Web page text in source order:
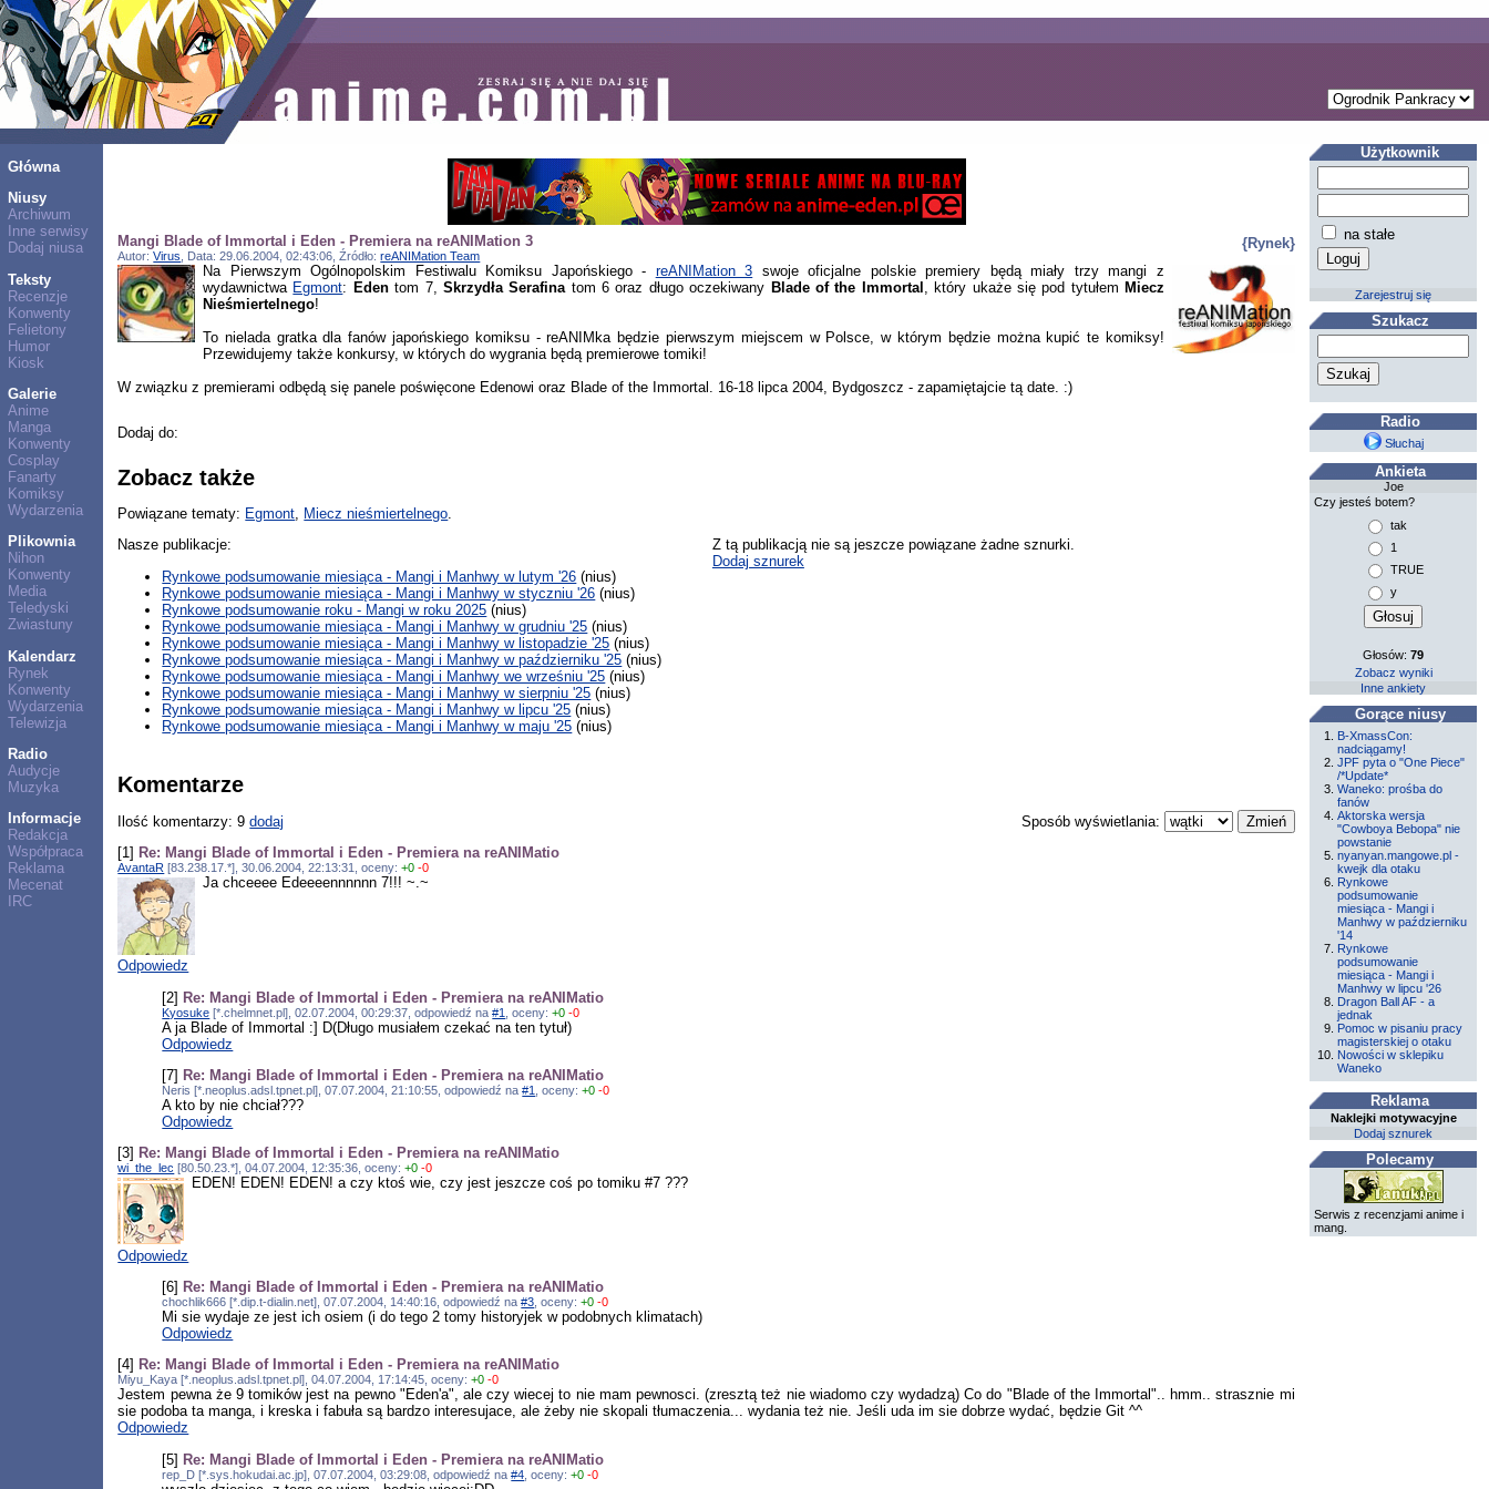
Główna
Niusy
Archiwum
Inne serwisy
Dodaj niusa
Teksty
Recenzje
Konwenty
Felietony
Humor
Kiosk
Galerie
Anime
Manga
Konwenty
Cosplay
Fanarty
Komiksy
Wydarzenia
Plikownia
Nihon
Konwenty
Media
Teledyski
Zwiastuny
Kalendarz
Rynek
Konwenty
Wydarzenia
Telewizja
Radio
Audycje
Muzyka
Informacje
Redakcja
Współpraca
Reklama
Mecenat
IRC
{Rynek}
Mangi Blade of Immortal i Eden - Premiera na reANIMation 3
Autor:Virus , Data: 29.06.2004, 02:43:06, Źródło:reANIMation Team
Na Pierwszym Ogólnopolskim Festiwalu Komiksu Japońskiego - reANIMation 3 swoje oficjalne polskie premiery będą miały trzy mangi z
wydawnictwa Egmont: Edentom 7, Skrzydła Serafina tom 6 oraz długo oczekiwany Blade of the Immortal , który ukaże się pod tytułemMiecz
Nieśmiertelnego!
To nielada gratka dla fanów japońskiego komiksu - reANIMka będzie pierwszym miejscem w Polsce, w którym będzie można kupić te komiksy!
Przewidujemy także konkursy, w których do wygrania będą premierowe tomiki!
W związku z premierami odbędą się panele poświęcone Edenowi oraz Blade of the Immortal. 16-18 lipca 2004, Bydgoszcz - zapamiętajcie tą date. :)
Dodaj do:
Zobacz także
Powiązane tematy: Egmont Miecz nieśmiertelnego
Nasze publikacje:
Rynkowe podsumowanie miesiąca - Mangi i Manhwy w lutym '26 (nius)
Rynkowe podsumowanie miesiąca - Mangi i Manhwy w styczniu '26 (nius)
Rynkowe podsumowanie roku - Mangi w roku 2025 (nius)
Rynkowe podsumowanie miesiąca - Mangi i Manhwy w grudniu '25 (nius)
Rynkowe podsumowanie miesiąca - Mangi i Manhwy w listopadzie '25 (nius)
Rynkowe podsumowanie miesiąca - Mangi i Manhwy w październiku '25 (nius)
Rynkowe podsumowanie miesiąca - Mangi i Manhwy we wrześniu '25 (nius)
Rynkowe podsumowanie miesiąca - Mangi i Manhwy w sierpniu '25 (nius)
Rynkowe podsumowanie miesiąca - Mangi i Manhwy w lipcu '25 (nius)
Rynkowe podsumowanie miesiąca - Mangi i Manhwy w maju '25 (nius)
Z tą publikacją nie są jeszcze powiązane żadne sznurki.
Dodaj sznurek
Komentarze
Sposób wyświetlania:
Ilość komentarzy: 9dodaj
[1] Re: Mangi Blade of Immortal i Eden - Premiera na reANIMatio
AvantaR [83.238.17.*], 30.06.2004, 22:13:31, oceny:+0 -0
Ja chceeee Edeeeennnnnn 7!!! ~.~
Odpowiedz
[2] Re: Mangi Blade of Immortal i Eden - Premiera na reANIMatio
Kyosuke [*.chelmnet.pl], 02.07.2004, 00:29:37, odpowiedź na#1 , oceny:+0 -0
A ja Blade of Immortal :] D(Długo musiałem czekać na ten tytuł)
Odpowiedz
[7] Re: Mangi Blade of Immortal i Eden - Premiera na reANIMatio
Neris [*.neoplus.adsl.tpnet.pl], 07.07.2004, 21:10:55, odpowiedź na#1 , oceny:+0 -0
A kto by nie chciał???
Odpowiedz
[3] Re: Mangi Blade of Immortal i Eden - Premiera na reANIMatio
wi_the_lec [80.50.23.*], 04.07.2004, 12:35:36, oceny:+0 -0
EDEN! EDEN! EDEN! a czy ktoś wie, czy jest jeszcze coś po tomiku #7 ???
Odpowiedz
[6] Re: Mangi Blade of Immortal i Eden - Premiera na reANIMatio
chochlik666 [*.dip.t-dialin.net], 07.07.2004, 14:40:16, odpowiedź na#3 , oceny:+0 -0
Mi sie wydaje ze jest ich osiem (i do tego 2 tomy historyjek w podobnych klimatach)
Odpowiedz
[4] Re: Mangi Blade of Immortal i Eden - Premiera na reANIMatio
Miyu_Kaya [*.neoplus.adsl.tpnet.pl], 04.07.2004, 17:14:45, oceny:+0 -0
Jestem pewna że 9 tomików jest na pewno "Eden'a", ale czy wiecej to nie mam pewnosci. (zresztą też nie wiadomo czy wydadzą) Co do "Blade of the Immortal".. hmm.. strasznie mi
sie podoba ta manga, i kreska i fabuła są bardzo interesujace, ale żeby nie skopali tłumaczenia... wydania też nie. Jeśli uda im sie dobrze wydać, będzie Git ^^
Odpowiedz
[5] Re: Mangi Blade of Immortal i Eden - Premiera na reANIMatio
rep_D [*.sys.hokudai.ac.jp], 07.07.2004, 03:29:08, odpowiedź na#4 , oceny:+0 -0
Użytkownik
na stałe
Zarejestruj się
Szukacz
Radio
Słuchaj
Ankieta
Joe
Czy jesteś botem?
tak
1
TRUE
y
Głosów:79
Zobacz wyniki
Inne ankiety
Gorące niusy
B-XmassCon:
nadciągamy!
JPF pyta o "One Piece"
/*Update*
Waneko: prośba do
fanów
Aktorska wersja
"Cowboya Bebopa" nie
powstanie
nyanyan.mangowe.pl -
kwejk dla otaku
Rynkowe
podsumowanie
miesiąca - Mangi i
Manhwy w październiku
'14
Rynkowe
podsumowanie
miesiąca - Mangi i
Manhwy w lipcu '26
Dragon Ball AF - a
jednak
Pomoc w pisaniu pracy
magisterskiej o otaku
Nowości w sklepiku
Waneko
Reklama
Naklejki motywacyjne
Dodaj sznurek
Polecamy
Serwis z recenzjami anime i
mang.